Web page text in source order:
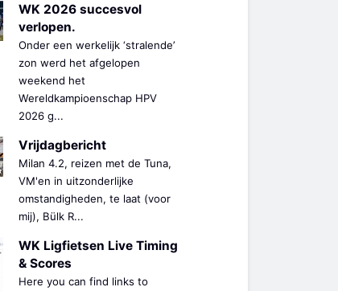
WK 2026 succesvol
verlopen.
Onder een werkelijk ‘stralende’
zon werd het afgelopen
weekend het
Wereldkampioenschap HPV
2026 g...
Vrijdagbericht
Milan 4.2, reizen met de Tuna,
VM'en in uitzonderlijke
omstandigheden, te laat (voor
mij), Bülk R...
WK Ligfietsen Live Timing
& Scores
Here you can find links to